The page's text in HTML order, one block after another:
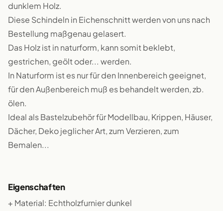
dunklem Holz.
Diese Schindeln in Eichenschnitt werden von uns nach
Bestellung maßgenau gelasert.
Das Holz ist in naturform, kann somit beklebt,
gestrichen, geölt oder... werden.
In Naturform ist es nur für den Innenbereich geeignet,
für den Außenbereich muß es behandelt werden, zb.
ölen.
Ideal als Bastelzubehör für Modellbau, Krippen, Häuser,
Dächer, Deko jeglicher Art, zum Verzieren, zum
Bemalen...
Eigenschaften
+ Material: Echtholzfurnier dunkel